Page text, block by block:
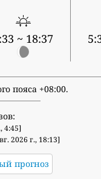
~ 18:37
пояса +08:00.
4:45]
2026 г., 18:13]
прогноз